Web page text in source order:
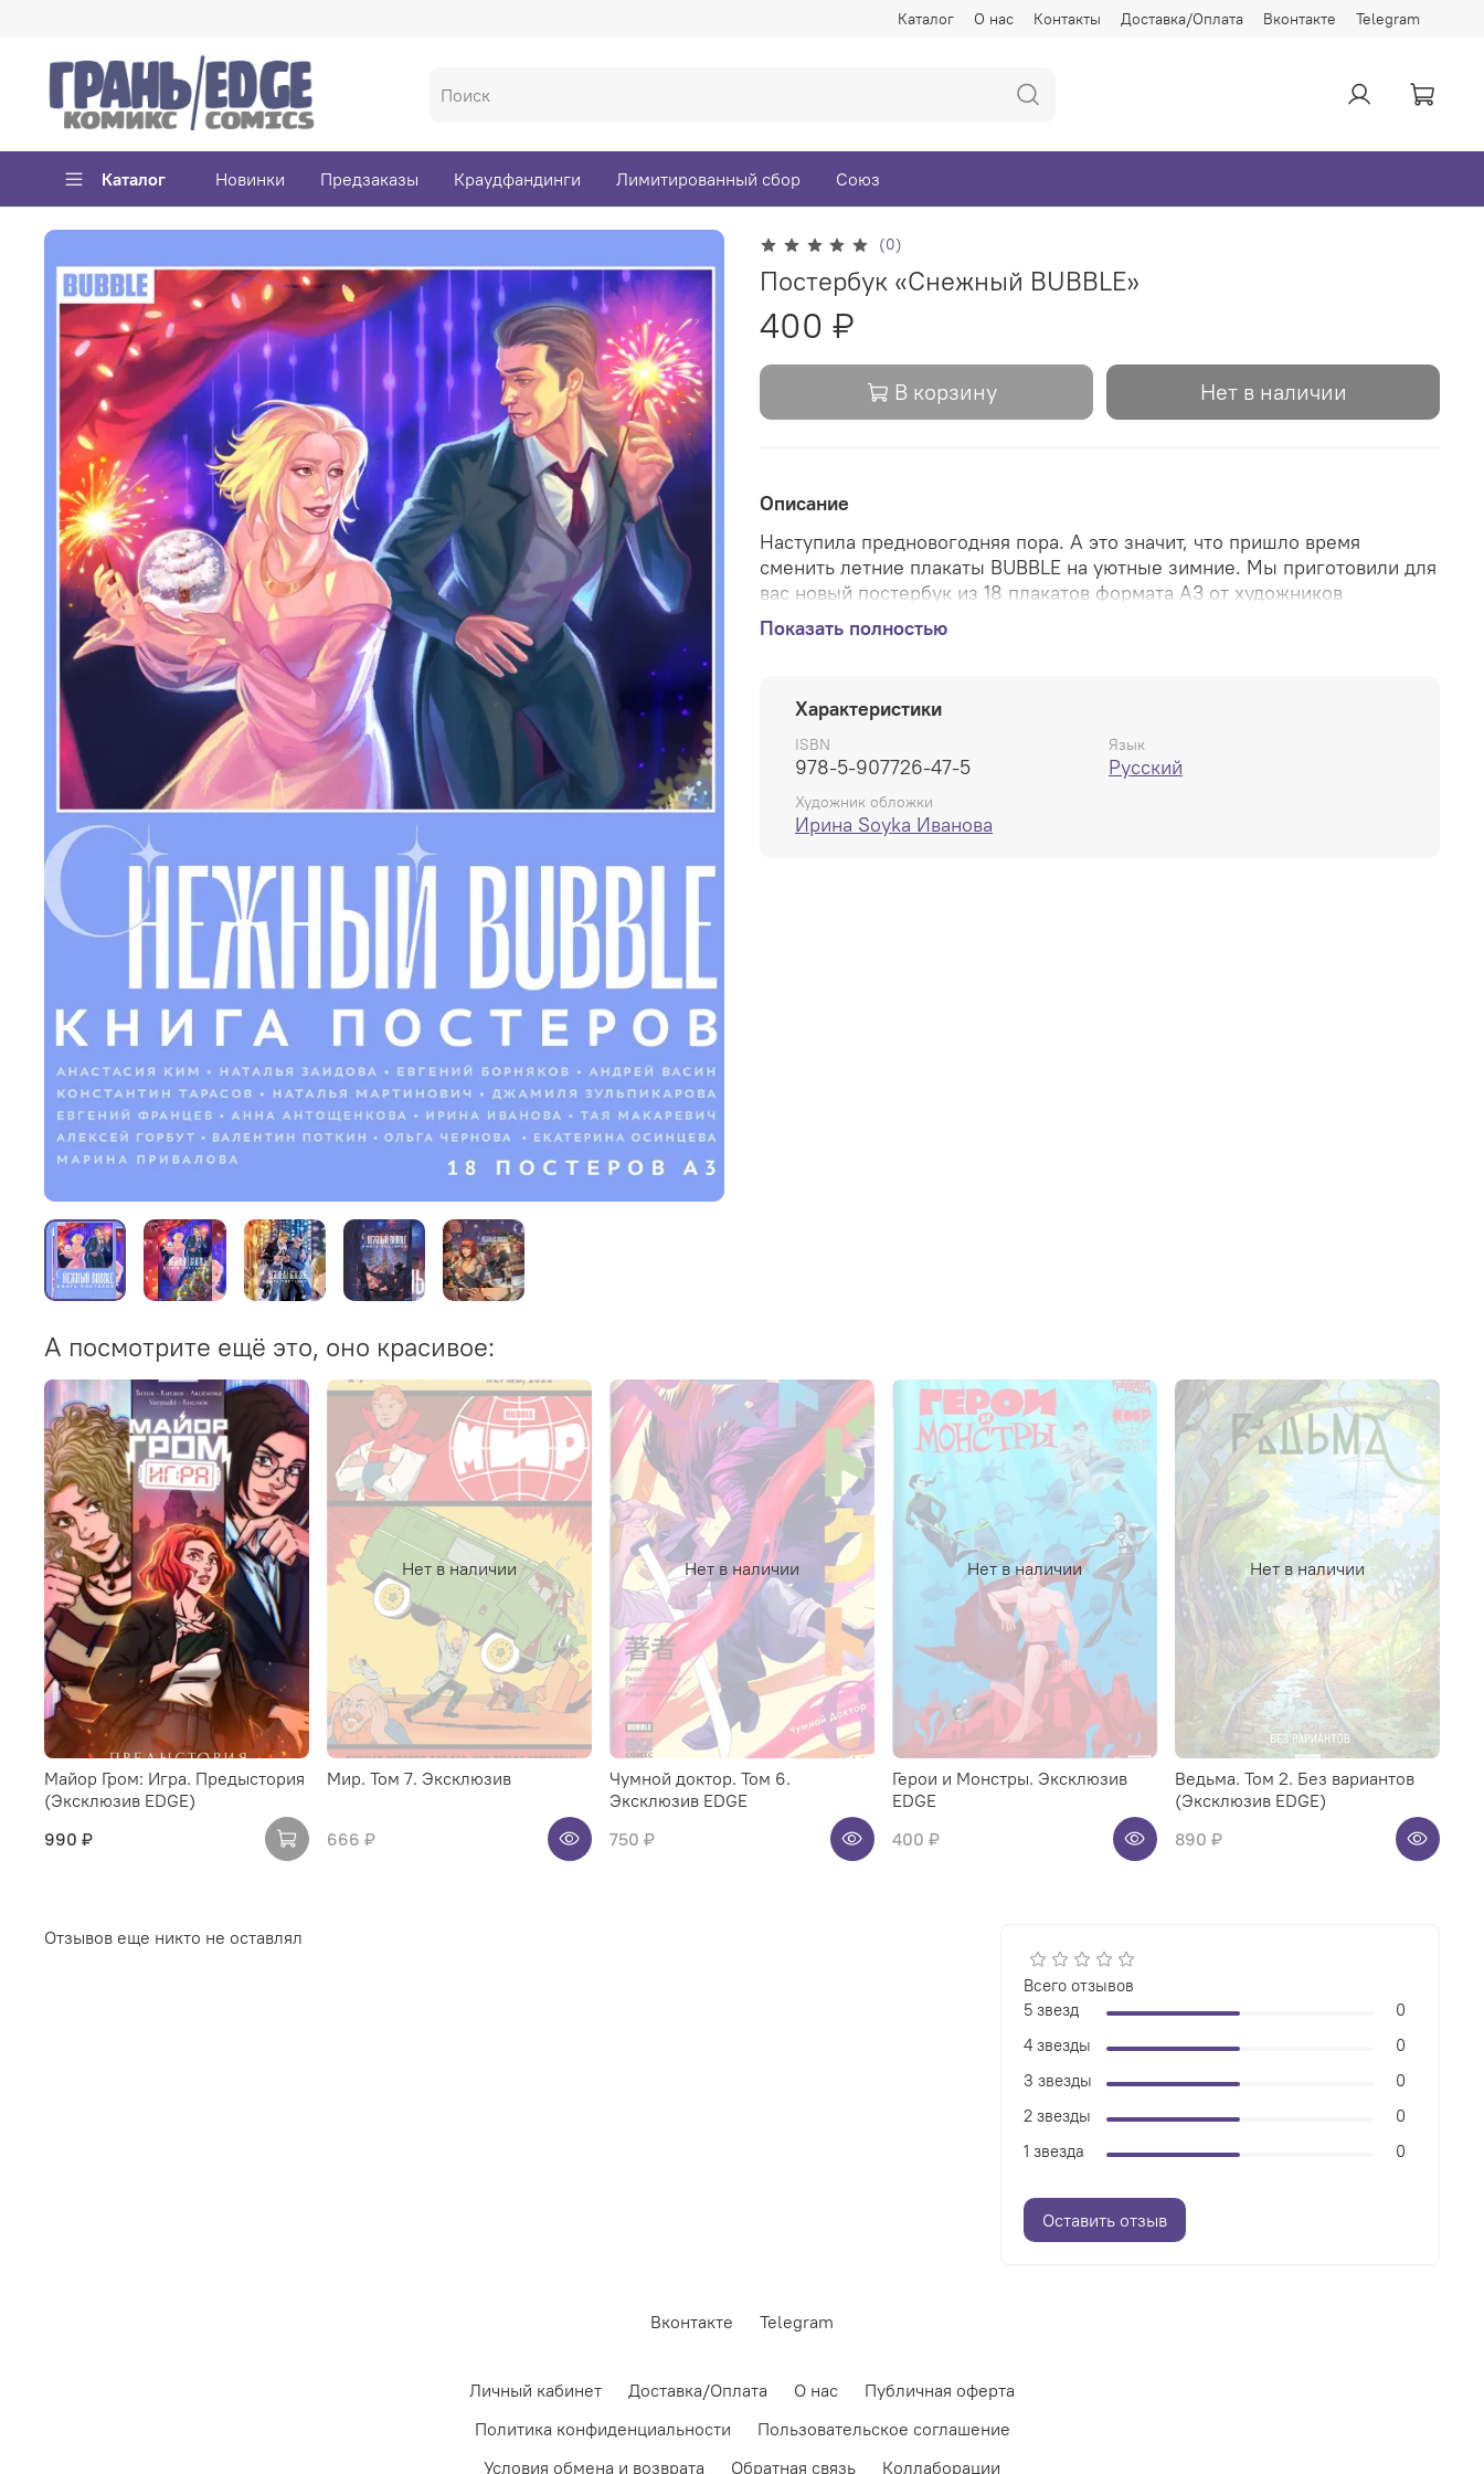
Каталог О нас Контакты Доставка/Оплата Вконтакте Telegram
Каталог Новинки Предзаказы Краудфандинги Лимитированный сбор Союз
(0)
Постербук «Снежный BUBBLE»
400 ₽
В корзину Нет в наличии
Описание
Наступила предновогодняя пора. А это значит, что пришло время
сменить летние плакаты BUBBLE на уютные зимние. Мы приготовили для
вас новый постербук из 18 плакатов формата А3 от художников
Анастасии Phobs Ким, Натальи Kay Заидовой, Евгения Борнякова, Андрея
Васина, Константина pixmilk Тарасова, Натальи Мартинович, Джамили
Черновой, Екатерины Осинцевой и Марины Приваловой.
Показать полностью
Характеристики
ISBN
978-5-907726-47-5
Язык
Русский
Художник обложки
Ирина Soyka Иванова
А посмотрите ещё это, оно красивое:
Майор Гром: Игра. Предыстория
(Эксклюзив EDGE)
990 ₽
Нет в наличии
Мир. Том 7. Эксклюзив
666 ₽
Нет в наличии
Чумной доктор. Том 6.
Эксклюзив EDGE
750 ₽
Нет в наличии
Герои и Монстры. Эксклюзив
EDGE
400 ₽
Нет в наличии
Ведьма. Том 2. Без вариантов
(Эксклюзив EDGE)
890 ₽
Отзывов еще никто не оставлял
Всего отзывов
5 звезд
0
4 звезды
0
3 звезды
0
2 звезды
0
1 звезда
0
Оставить отзыв
Вконтакте Telegram
Личный кабинет Доставка/Оплата О нас
Публичная оферта
Политика конфиденциальности
Пользовательское соглашение
Условия обмена и возврата
Обратная связь Коллаборации